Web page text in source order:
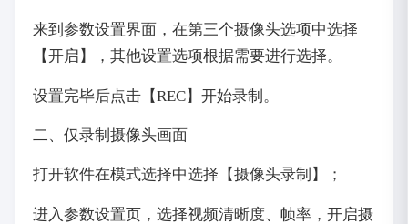
来到参数设置界面，在第三个摄像头选项中选择
【开启】，其他设置选项根据需要进行选择。
设置完毕后点击【REC】开始录制。
二、仅录制摄像头画面
打开软件在模式选择中选择【摄像头录制】；
进入参数设置页，选择视频清晰度、帧率，开启摄